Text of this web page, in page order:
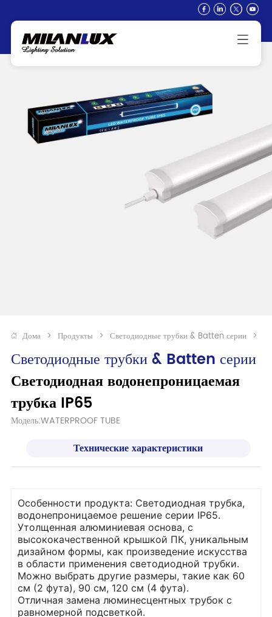
Дома > Продукты > Светодиодные трубки & Batten серии >
Светодиодные трубки & Batten серии
Светодиодная водонепроницаемая
трубка IP65
Модель:WATERPROOF TUBE
Технические характеристики
Особенности продукта: Светодиодная трубка,
водонепроницаемое решение серии IP65.
Утолщенная алюминиевая основа, с
высококачественной крышкой ПК, уникальным
дизайном формы, как произведение искусства
в области применения светодиодной трубки.
Можно выбрать другие размеры, такие как 60
см (2 фута), 90 см, 120 см (4 фута).
Отличная замена люминесцентных трубок с
равномерной подсветкой.